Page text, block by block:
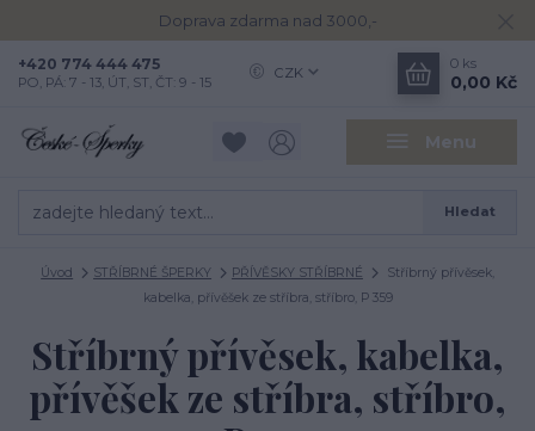
Doprava zdarma nad 3000,-
Menu
CZK
Hledat
+420 774 444 475
PO, PÁ: 7 - 13, ÚT, ST, ČT: 9 - 15
0 ks
0,00 Kč
Úvod STŘÍBRNÉ ŠPERKY PŘÍVĚSKY STŘÍBRNÉ
Stříbrný přívěsek,
kabelka, přívěšek ze stříbra, stříbro, P 359
Stříbrný přívěsek, kabelka,
přívěšek ze stříbra, stříbro,